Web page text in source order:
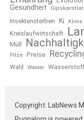
Gesundheit
Insektensterben Ki Klima
Kreislaufwirtschaft
Müll
Pilze Preise
Wald
Wasser
Copyright: LabNews